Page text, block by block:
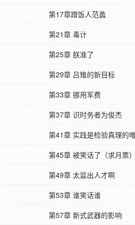
第17章蹭饭人范蠡
第21章 毒计
第25章 朕准了
第29章 吕雉的新目标
第33章 挪用军费
第37章 识时务者为俊杰
第41章 实践是检验真理的
第45章 被笑话了（求月票）
第49章 太监出人才啊
第53章 谁笑话谁
第57章 新式武器的影响